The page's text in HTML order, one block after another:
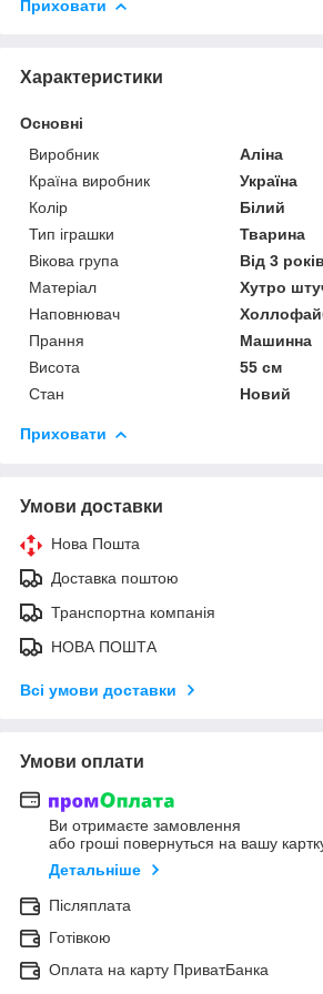
Приховати
Характеристики
Основні
Виробник
Аліна
Країна виробник
Україна
Колір
Білий
Тип іграшки
Тварина
Вікова група
Від 3 років
Матеріал
Хутро
Наповнювач
Прання
Машинна
Висота
55 см
Стан
Новий
Приховати
Умови доставки
Нова Пошта
Доставка поштою
Транспортна компанія
НОВА ПОШТА
Всі умови доставки
Умови оплати
Ви отримаєте замовлення
або гроші повернуться на вашу
Детальніше
Післяплата
Готівкою
Оплата на карту ПриватБанка